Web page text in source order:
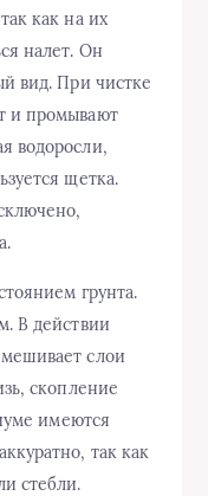
как на их
налет. Он
вид. При чистке
и промывают
водоросли,
щетка.
грунта.
В действии
слои
скопление
имеются
так как
стебли.